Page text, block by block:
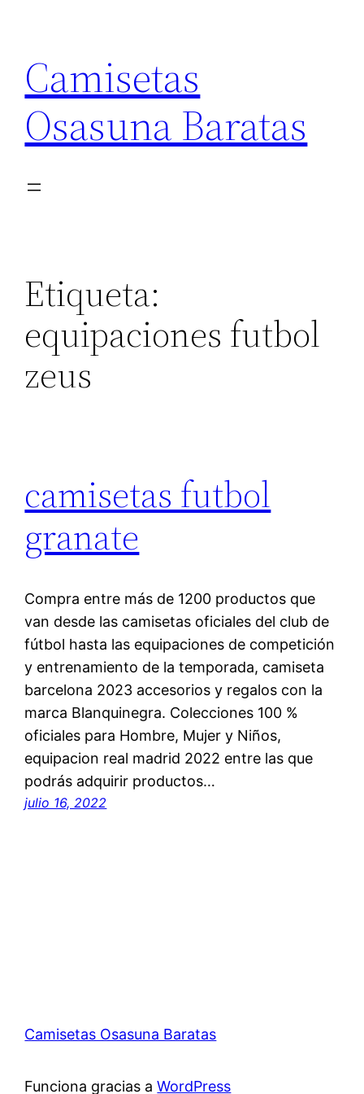
contenido
Camisetas
Osasuna Baratas
Etiqueta:
equipaciones futbol
zeus
camisetas futbol
granate
Compra entre más de 1200 productos que
van desde las camisetas oficiales del club de
fútbol hasta las equipaciones de competición
y entrenamiento de la temporada, camiseta
barcelona 2023 accesorios y regalos con la
marca Blanquinegra. Colecciones 100 %
oficiales para Hombre, Mujer y Niños,
equipacion real madrid 2022 entre las que
podrás adquirir productos…
julio 16, 2022
Camisetas Osasuna Baratas
Funciona gracias aWordPress